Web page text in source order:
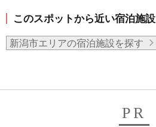
このスポットから近い宿泊施設
新潟市エリアの宿泊施設を探す
PR